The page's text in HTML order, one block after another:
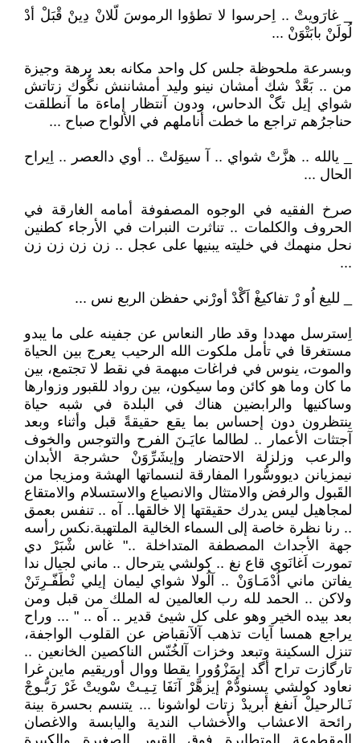
_ غارَويتْ .. اِحرسوا لا تطؤوا الرموسَ لّلانْ دِينْ قْبَلْ أدْ
لُولَنْ بابَتْوَنْ ...
وبسرعة ملحوظة جلس كل واحد مكانه بعد برهة وجيزة
من .. بَعَّدْ شك أمشان نينو وليد أمشاننش نگُوك زتاتش
شواي إيل تگْ الدحاس، ودون آنتظار إماءة ما آنطلقت
حناجرُهم تراجع ما خطت أناملهم في الألواح صباح ...
_ يالله .. هزَّتْ شواي .. آ سيوَلتْ .. أوي دالعصر .. اِيراح
الحال ...
صرخ الفقيه في الوجوه المصفوفة أمامه الغارقة في
الحروف والكلمات .. تناثرت النبرات في الأرجاء كطنين
نحل منهمك في خليته يبنيها على عجل .. زن زن زن زن
...
_ لليغ اُو رْ تفاكيغْ اَگْدْ أورْني حفظن الربع نس ...
اِسترسل مهددا وقد طار النعاس عن جفينه على ما يبدو
مستغرقا في تأمل ملكوت الله الرحيب يعرج بين الحياة
والموت، ينوس في فراغات مبهمة في نقط لا تجتمع، بين
ما كان وما هو كائن وما سيكون، بين رواد للقبور وزوارها
وساكنيها والرابضين هناك في البلدة في شبه حياة
ينتظرون دون إحساس بما يقع حقيقةً قبل وأثناء وبعد
آجتثات الأعمار .. لطالما عايَـنَ الفرح والتوجس والخوف
والرعب وزلزلة الاحتضار وإيشَرِّوَنْ حشرجة الأبدان
نيمزيانن ديووسُّورا المفارقة لنسماتها الهشة ومزيجا من
القَبول والرفض والامتثال والانصياع والاستسلام والامتقاع
لمجاهيل ليس يدرك حقيقتها إلا خالقها.. آه .. تنفس بعمق
.. رنا نظرة خاصة إلى السماء الخالية الملتهبة.نكس رأسه
جهة الأجداث المصطفة المتداخلة .." غاس شْبَرْ دي
تمورت اَغانَوي قاع نغ .. كولشي يترحال .. ماني لجيال ندا
يفاتن ماني اُدْمَـاوَنْ .. آلُولا شواي ليمان إيلي نْطَفّـرِتَنْ
ولاكن .. الحمد لله رب العالمين له الملك من قبل ومن
بعد بيده الخير وهو على كل شيئ قدير .. آه .. " ... وراح
يراجع همسا آيات تذهب آلآنقباض عن القلوب الواجفة،
تنزل السكينة وتبعد وخزات آلخُنّس الناكصين الخانعين ..
تارگازت تراح أگد إيمَزْوُورا يقطا ووال أوريقيم ماين غرا
نعاود كولشي يسنودُّمْ إيزهَّرْ آنَفَا تِـيـتْ سْويتْ غَرْ رَبُّـوجْ
نَـالرحيلْ اَنفغ أبريدْ زتات لواشونا ... يتنسم بحسرة بينة
رائحة الاعشاب والأخشاب الندية واليابسة والاغصان